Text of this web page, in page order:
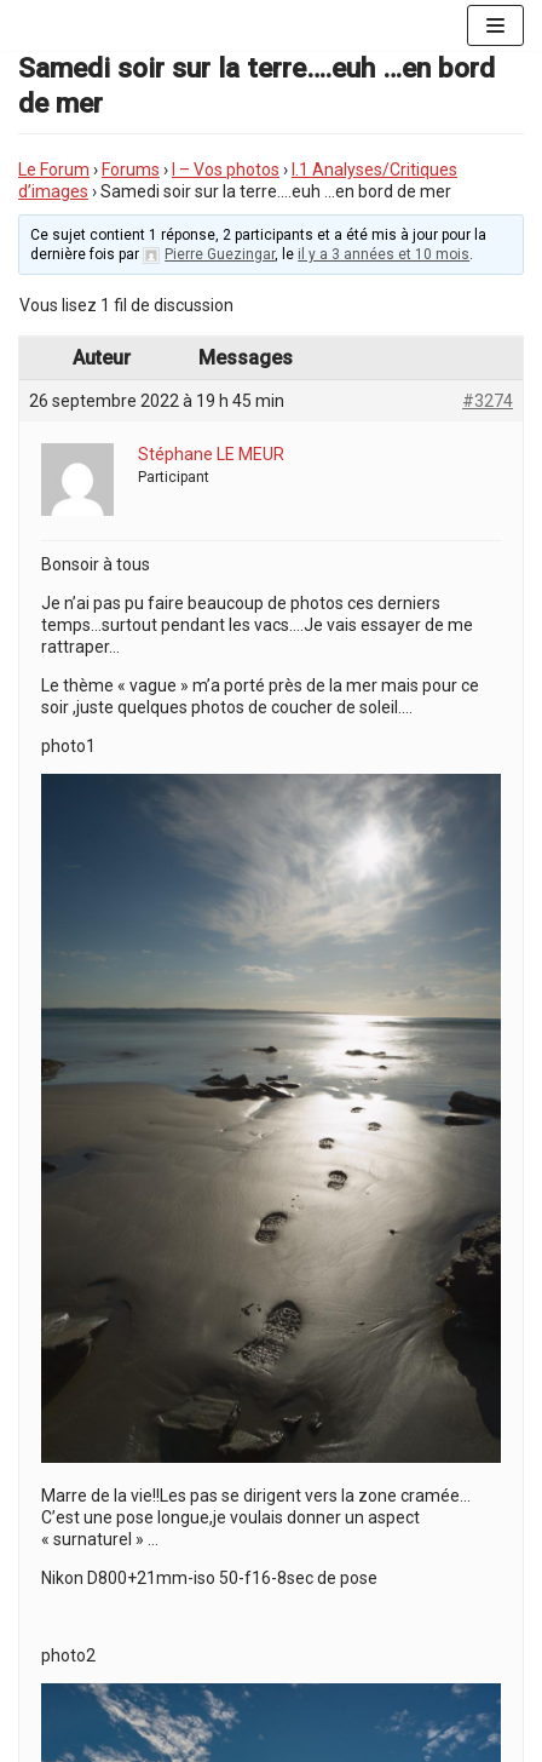
au
contenu
Samedi soir sur la terre….euh …en bord
de mer
Le Forum › Forums › I – Vos photos ›
I.1 Analyses/Critiques
d’images ›Samedi soir sur la terre….euh …en bord de mer
Ce sujet contient 1 réponse, 2 participants et a été mis à jour pour la
dernière fois par
Pierre Guezingar, le il y a 3 années et 10 mois.
Vous lisez 1 fil de discussion
Auteur Messages
26 septembre 2022 à 19 h 45 min #3274
Stéphane LE MEUR
Participant
Bonsoir à tous
Je n’ai pas pu faire beaucoup de photos ces derniers
temps…surtout pendant les vacs….Je vais essayer de me
rattraper…
Le thème « vague » m’a porté près de la mer mais pour ce
soir ,juste quelques photos de coucher de soleil….
photo1
Marre de la vie!!Les pas se dirigent vers la zone cramée…
C’est une pose longue,je voulais donner un aspect
« surnaturel » …
Nikon D800+21mm-iso 50-f16-8sec de pose
photo2